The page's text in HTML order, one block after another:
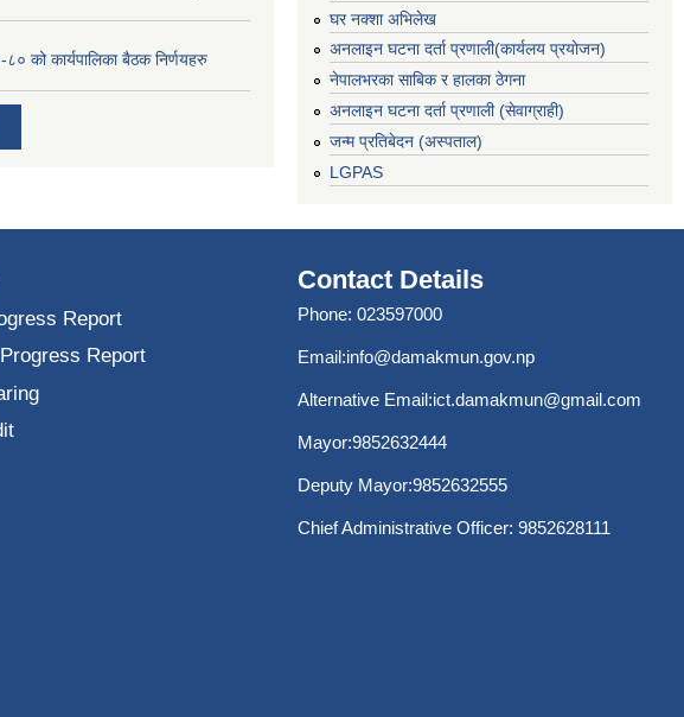
को कार्यपालिका बैठक निर्णयहरु
घर नक्शा अभिलेख
अनलाइन घटना दर्ता प्रणाली(कार्यलय प्रयोजन)
नेपालभरका साबिक र हालका ठेगना
अनलाइन घटना दर्ता प्रणाली (सेवाग्राही)
जन्म प्रतिबेदन (अस्पताल)
LGPAS
Report
Report
Contact Details
Phone: 023597000
Email:info@damakmun.gov.np
Alternative Email:ict.damakmun@gmail.com
Mayor:9852632444
Deputy Mayor:9852632555
Chief Administrative Officer: 9852628111